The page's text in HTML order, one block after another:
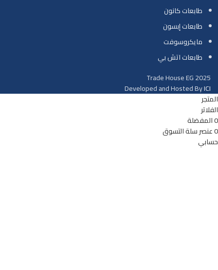
طابعات كانون
طابعات إبسون
مايكروسوفت
طابعات اتش بي
Trade House EG2025
Developed and Hosted ByICI
المتجر
الفلاتر
0المفضلة
0عنصرسلة التسوق
حسابي